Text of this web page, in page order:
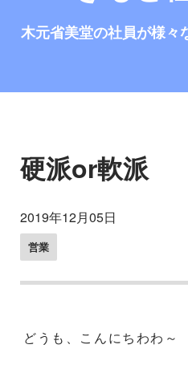
木元省美堂の社員が様々
硬派or軟派
2019年12月05日
営業
どうも、こんにちわわ～